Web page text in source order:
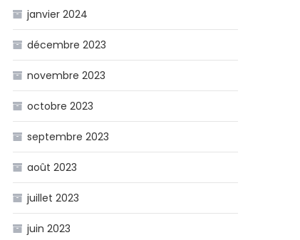
janvier 2024
décembre 2023
novembre 2023
octobre 2023
septembre 2023
août 2023
juillet 2023
juin 2023